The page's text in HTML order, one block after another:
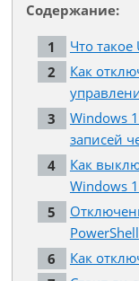
Содержание:
Что такое
Как
Windows
записей
Как
Windows
PowerShell
Как